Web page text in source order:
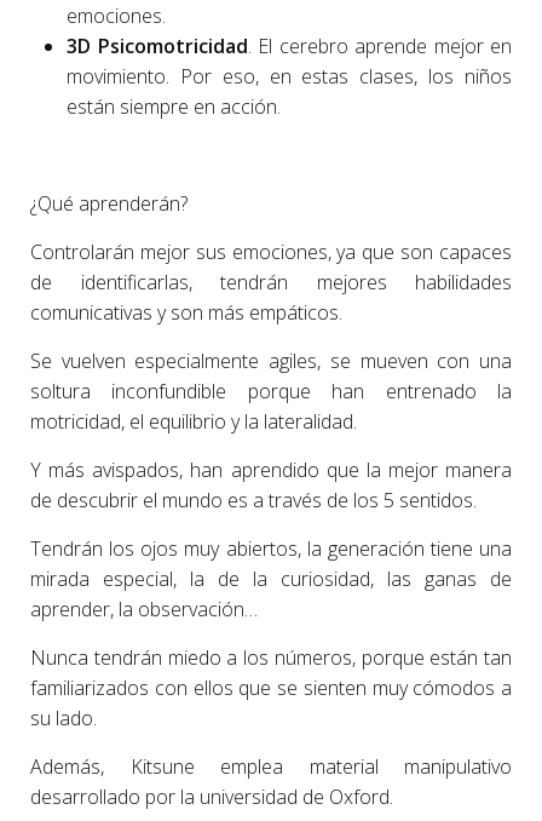
emociones.
3D Psicomotricidad. El cerebro aprende mejor en
movimiento. Por eso, en estas clases, los niños
están siempre en acción.
¿Qué aprenderán?
Controlarán mejor sus emociones, ya que son capaces
de identificarlas, tendrán mejores habilidades
comunicativas y son más empáticos.
Se vuelven especialmente agiles, se mueven con una
soltura inconfundible porque han entrenado la
motricidad, el equilibrio y la lateralidad.
Y más avispados, han aprendido que la mejor manera
de descubrir el mundo es a través de los 5 sentidos.
Tendrán los ojos muy abiertos, la generación tiene una
mirada especial, la de la curiosidad, las ganas de
aprender, la observación…
Nunca tendrán miedo a los números, porque están tan
familiarizados con ellos que se sienten muy cómodos a
su lado.
Además, Kitsune emplea material manipulativo
desarrollado por la universidad de Oxford.